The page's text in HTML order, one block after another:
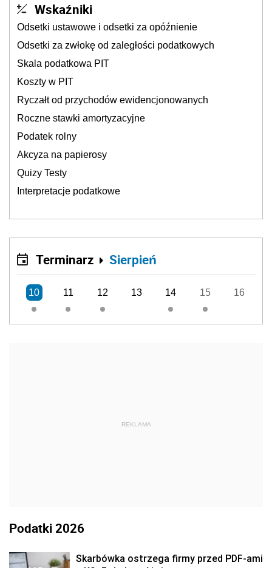
Wskaźniki
Odsetki ustawowe i odsetki za opóźnienie
Odsetki za zwłokę od zaległości podatkowych
Skala podatkowa PIT
Koszty w PIT
Ryczałt od przychodów ewidencjonowanych
Roczne stawki amortyzacyjne
Podatek rolny
Akcyza na papierosy
Quizy Testy
Interpretacje podatkowe
Terminarz Sierpień
10 11 12 13 14 15 16
REKLAMA
Podatki 2026
Skarbówka ostrzega firmy przed PDF-ami